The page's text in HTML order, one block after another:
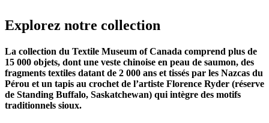
Explorez notre collection
La collection du Textile Museum of Canada comprend plus de
15 000 objets, dont une veste chinoise en peau de saumon, des
fragments textiles datant de 2 000 ans et tissés par les Nazcas du
Pérou et un tapis au crochet de l’artiste Florence Ryder (réserve
de Standing Buffalo, Saskatchewan) qui intègre des motifs
traditionnels sioux.